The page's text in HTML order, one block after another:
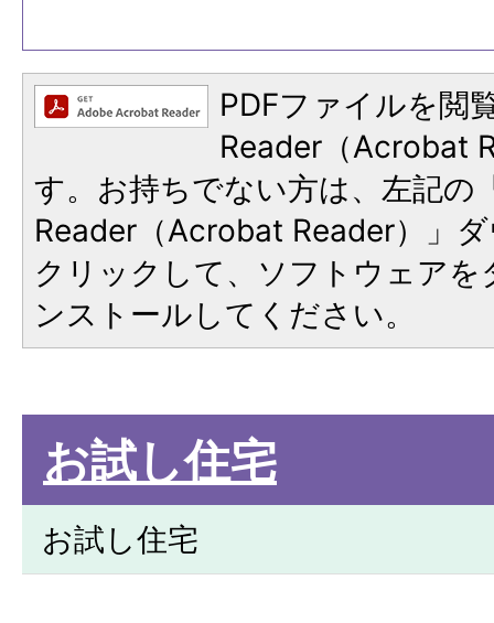
PDFファイルを閲
Reader（Acrobat
す。お持ちでない方は、左記の
Reader（Acrobat Reader）」
クリックして、ソフトウェア
ンストールしてください。
お試し住宅
お試し住宅